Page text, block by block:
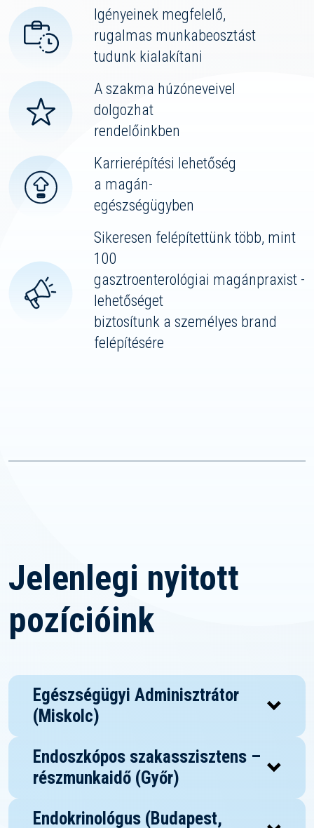
Igényeinek megfelelő,
rugalmas munkabeosztást
tudunk kialakítani
A szakma húzóneveivel
dolgozhat
rendelőinkben
Karrierépítési lehetőség
a magán-
egészségügyben
Sikeresen felépítettünk több, mint
100
gasztroenterológiai magánpraxist -
lehetőséget
biztosítunk a személyes brand
felépítésére
Jelenlegi nyitott
pozícióink
Egészségügyi Adminisztrátor
(Miskolc)
Endoszkópos szakasszisztens –
részmunkaidő (Győr)
Endokrinológus (Budapest,